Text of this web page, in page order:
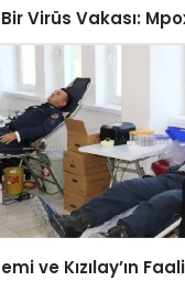
Virüs Vakası:
ve Kızılay’ın